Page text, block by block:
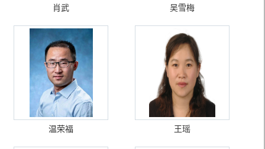
肖武 吴雪梅
温荣福 王瑶